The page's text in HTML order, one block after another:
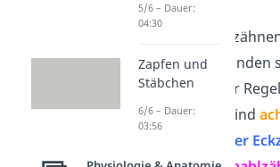
Statt den 20
Milchgebisses befinden
Dauergebiss in der
32
Zähne. Davon sind
vier
5/6 – Dauer:
04:30
Zapfen und
Stäbchen
6/6 – Dauer:
03:56